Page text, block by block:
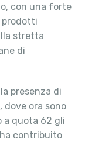
con una forte
prodotti
stretta
di
presenza di
dove ora sono
a quota 62 gli
contribuito